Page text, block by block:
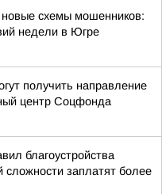
схемы мошенников:
недели в Югре
получить направление
центр Соцфонда
благоустройства
сложности заплатят более